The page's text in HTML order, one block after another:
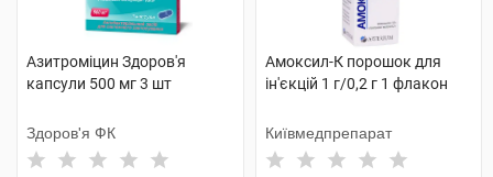
Азитроміцин Здоров'я
капсули 500 мг 3 шт
Здоров'я ФК
Амоксил-К порошок для
ін'єкцій 1 г/0,2 г 1 флакон
Київмедпрепарат